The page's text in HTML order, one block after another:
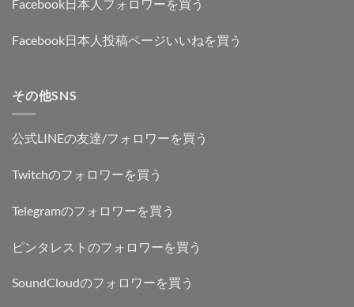
Facebook日本人フォロワーを買う
Facebook日本人投稿ページいいねを買う
その他SNS
公式LINEの友達/フォロワーを買う
Twitchのフォロワーを買う
Telegramのフォロワーを買う
ピンタレストのフォロワーを買う
SoundCloudのフォロワーを買う